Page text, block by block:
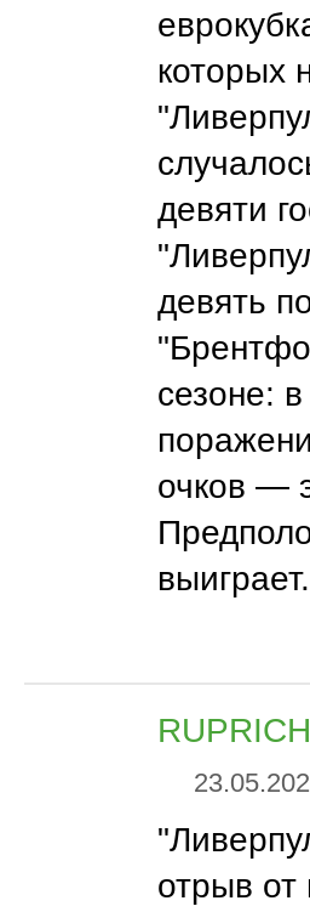
которых
девяти
девять
сезоне:
очков ―
выиграет.
отрыв от